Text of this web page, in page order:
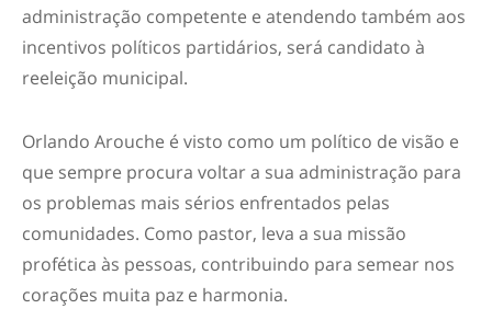
administração competente e atendendo também aos
incentivos políticos partidários, será candidato à
reeleição municipal.
Orlando Arouche é visto como um político de visão e
que sempre procura voltar a sua administração para
os problemas mais sérios enfrentados pelas
comunidades. Como pastor, leva a sua missão
profética às pessoas, contribuindo para semear nos
corações muita paz e harmonia.